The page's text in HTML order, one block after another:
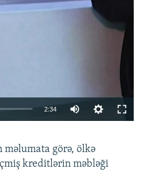
2:34
360p
480p
məlumata görə, ölkə
kreditlərin məbləği